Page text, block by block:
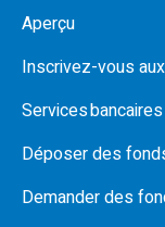
Aperçu
Inscrivez-vous
Services
Déposer des
Demander des